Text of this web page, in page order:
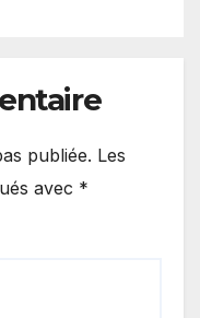
publiée. Les
avec *